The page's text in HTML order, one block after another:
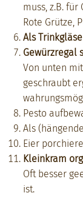
muss, z.B.
Rote Grütze,
Als
Gewürzre­gal
Von unten
geschraubt
Pesto
Als
Eier
Kleinkram
Oft bess­er
ist.